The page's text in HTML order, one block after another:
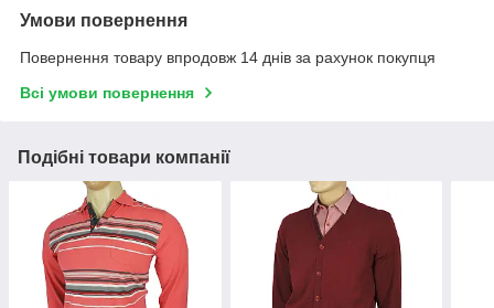
Умови повернення
Повернення товару впродовж 14 днів за рахунок покупця
Всі умови повернення
Подібні товари компанії